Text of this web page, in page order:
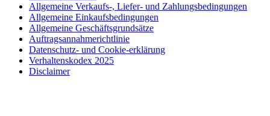
Allgemeine Verkaufs-, Liefer- und Zahlungsbedingungen
Allgemeine Einkaufsbedingungen
Allgemeine Geschäftsgrundsätze
Auftragsannahmerichtlinie
Datenschutz- und Cookie-erklärung
Verhaltenskodex 2025
Disclaimer